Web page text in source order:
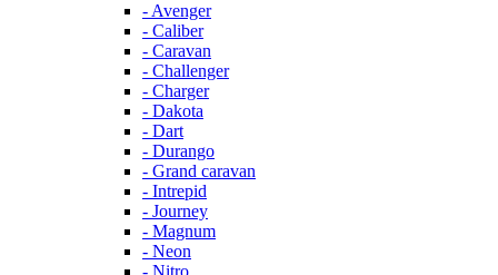
- Avenger
- Caliber
- Caravan
- Challenger
- Charger
- Dakota
- Dart
- Durango
- Grand caravan
- Intrepid
- Journey
- Magnum
- Neon